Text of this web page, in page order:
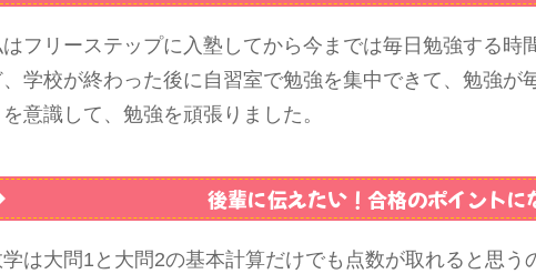
フリーステップに入塾してから今までは毎日勉強する時
、学校が終わった後に自習室で勉強を集中できて、勉強が
を意識して、勉強を頑張りました。
後輩に伝えたい！ 合格のポイントに
は大問1と大問2の基本計算だけでも点数が取れると思う